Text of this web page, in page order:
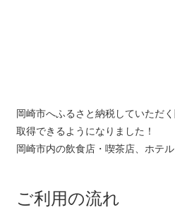
岡崎市へふるさと納税していただ
取得できるようになりました！
岡崎市内の飲食店・喫茶店、ホテ
ご利用の流れ